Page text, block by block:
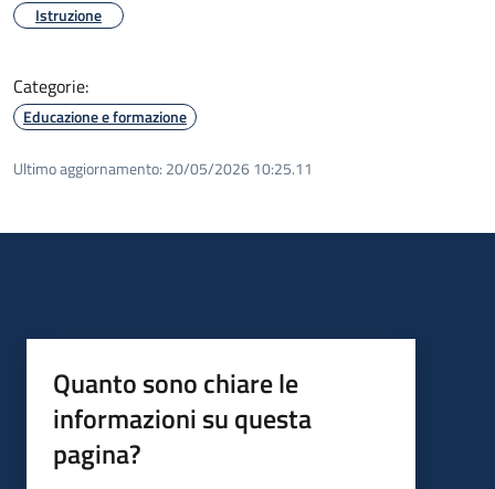
Istruzione
Categorie:
Educazione e formazione
Ultimo aggiornamento: 20/05/2026 10:25.11
Quanto sono chiare le
informazioni su questa
pagina?